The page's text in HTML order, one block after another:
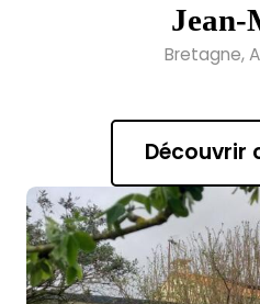
Jean-
Bretagne,
Découvrir